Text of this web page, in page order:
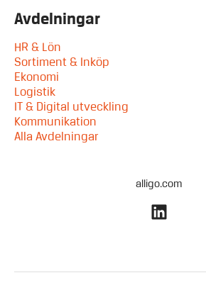
Avdelningar
HR & Lön
Sortiment & Inköp
Ekonomi
Logistik
IT & Digital utveckling
Kommunikation
Alla Avdelningar
alligo.com